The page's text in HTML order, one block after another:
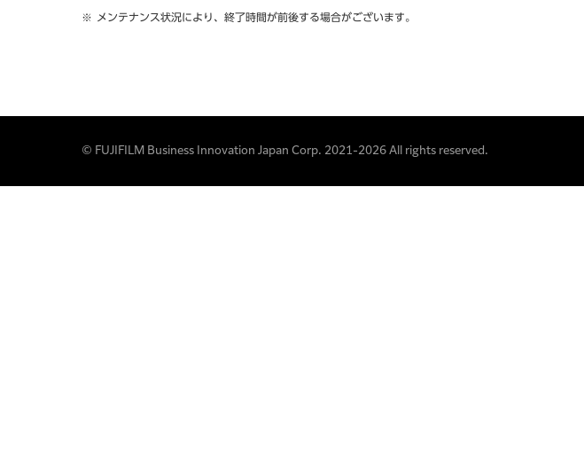
メンテナンス状況により、終了時間が前後する場合がございます。
© FUJIFILM Business Innovation Japan Corp. 2021-2026 All rights reserved.